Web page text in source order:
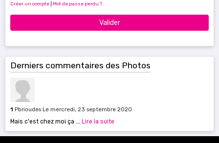
Créer un compte Mot de passe perdu ?
Valider
Derniers commentaires des Photos
1 Pbrioudes Le mercredi, 23 septembre 2020
Mais c'est chez moi ça ... Lire la suite